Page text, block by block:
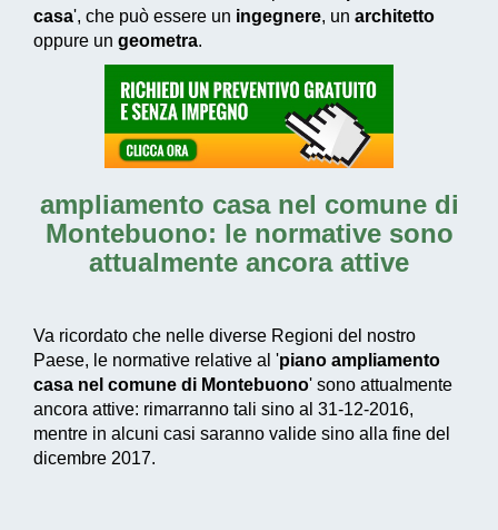
casa', che può essere un ingegnere, un architetto
oppure un geometra.
ampliamento casa nel comune di
Montebuono: le normative sono
attualmente ancora attive
Va ricordato che nelle diverse Regioni del nostro
Paese, le normative relative al 'piano ampliamento
casa nel comune di Montebuono' sono attualmente
ancora attive: rimarranno tali sino al 31-12-2016,
mentre in alcuni casi saranno valide sino alla fine del
dicembre 2017.